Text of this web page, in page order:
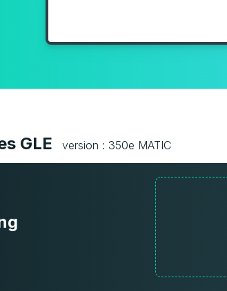
GLE version : 350e MATIC